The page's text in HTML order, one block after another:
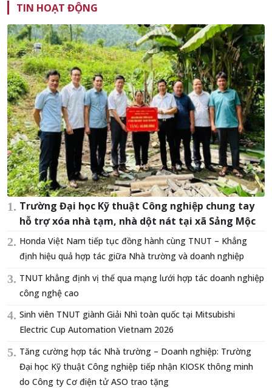
TIN HOẠT ĐỘNG
Trường Đại học Kỹ thuật Công nghiệp chung tay
hỗ trợ xóa nhà tạm, nhà dột nát tại xã Sảng Mộc
Honda Việt Nam tiếp tục đồng hành cùng TNUT – Khẳng
định hiệu quả hợp tác giữa Nhà trường và doanh nghiệp
TNUT khẳng định vị thế qua mạng lưới hợp tác doanh nghiệp
công nghệ cao
Sinh viên TNUT giành Giải Nhì toàn quốc tại Mitsubishi
Electric Cup Automation Vietnam 2026
Tăng cường hợp tác Nhà trường – Doanh nghiệp: Trường
Đại học Kỹ thuật Công nghiệp tiếp nhận KIOSK thông minh
do Công ty Cơ điện tử ASO trao tặng